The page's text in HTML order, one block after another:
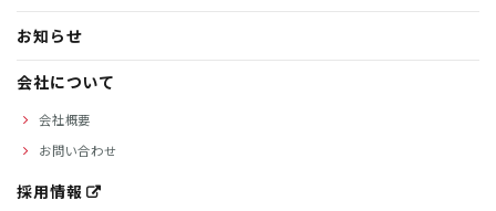
お知らせ
会社について
会社概要
お問い合わせ
採用情報